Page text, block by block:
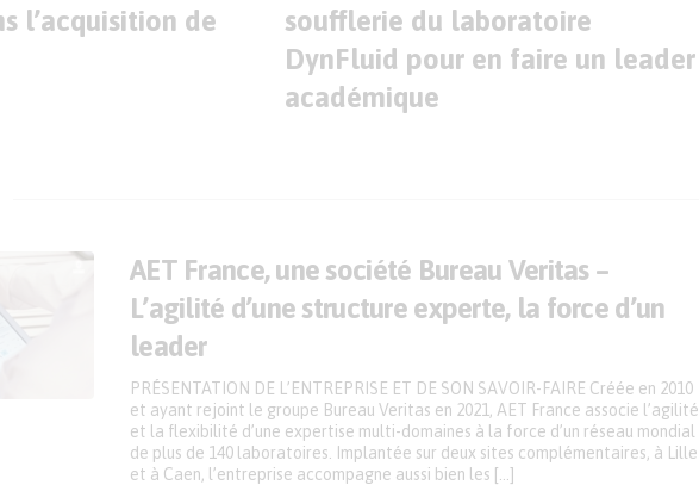
l’acquisition de
soufflerie du laboratoire
DynFluid pour en faire un leader
académique
AET France, une société Bureau Veritas –
L’agilité d’une structure experte, la force d’un
leader
PRÉSENTATION DE L’ENTREPRISE ET DE SON SAVOIR-FAIRE Créée en 2010
et ayant rejoint le groupe Bureau Veritas en 2021, AET France associe l’agilité
et la flexibilité d’une expertise multi-domaines à la force d’un réseau mondial
de plus de 140 laboratoires. Implantée sur deux sites complémentaires, à Lille
et à Caen, l’entreprise accompagne aussi bien les […]